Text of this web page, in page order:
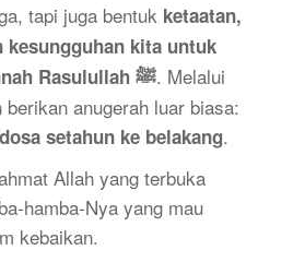
tapi juga bentuk ketaatan,
kesungguhan kita untuk
mengikuti sunnah Rasulullah ﷺ. Melalui
anugerah luar biasa:
setahun ke belakang.
Allah yang terbuka
hamba-Nya yang mau
kebaikan.